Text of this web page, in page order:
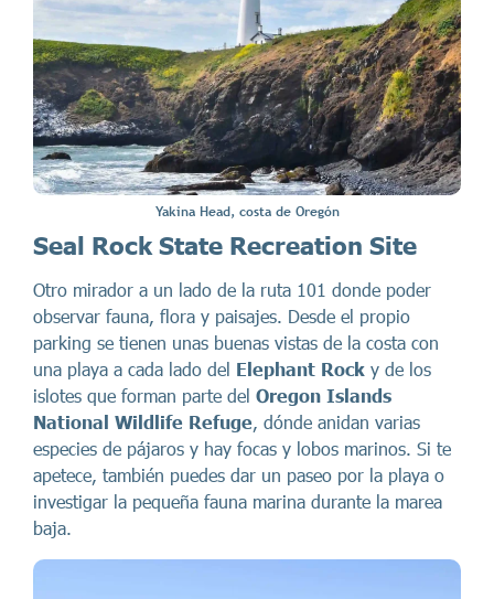
Yakina Head, costa de Oregón
Seal Rock State Recreation Site
Otro mirador a un lado de la ruta 101 donde poder
observar fauna, flora y paisajes. Desde el propio
parking se tienen unas buenas vistas de la costa con
una playa a cada lado del Elephant Rock y de los
islotes que forman parte del Oregon Islands
National Wildlife Refuge, dónde anidan varias
especies de pájaros y hay focas y lobos marinos. Si te
apetece, también puedes dar un paseo por la playa o
investigar la pequeña fauna marina durante la marea
baja.